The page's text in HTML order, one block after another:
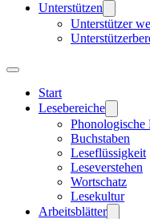
Unterstützen
Unterstützer
Start
Lesebereiche
Phonologische
Buchstaben
Leseflüssigkeit
Leseverstehen
Wortschatz
Lesekultur
Arbeitsblätter